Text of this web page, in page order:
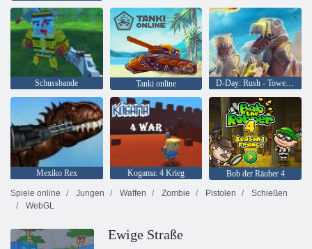
Schussbande Tanki online D-Day: Rush - Tower Defense
Mexiko Rex Kogama: 4 Krieg
Bob der Räuber 4
Spiele online
Jungen Waffen Zombie Pistolen
Schießen
WebGL
Ewige Straße